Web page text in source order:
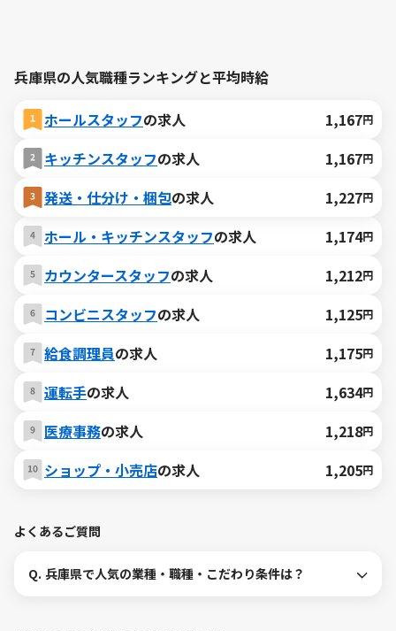
兵庫県の人気職種ランキングと平均時給
ホールスタッフの求人 1,167円
キッチンスタッフの求人 1,167円
発送・仕分け・梱包の求人 1,227円
ホール・キッチンスタッフの求人 1,174円
カウンタースタッフの求人 1,212円
コンビニスタッフの求人 1,125円
給食調理員の求人 1,175円
運転手の求人 1,634円
医療事務の求人 1,218円
ショップ・小売店の求人 1,205円
よくあるご質問
Q. 兵庫県で人気の業種・職種・こだわり条件は？